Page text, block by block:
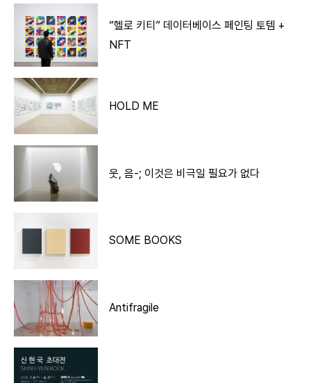
“헬로 키티” 데이터베이스 페인팅 토템 +
NFT
HOLD ME
웃, 음-; 이것은 비극일 필요가 없다
SOME BOOKS
Antifragile